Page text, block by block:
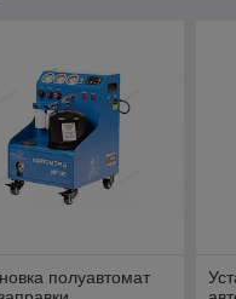
полуавтомат